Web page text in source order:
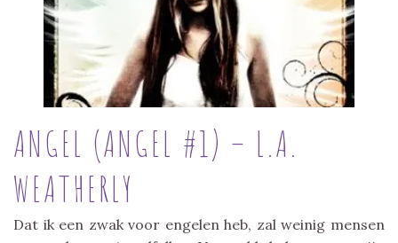
ANGEL (ANGEL #1) – L.A.
WEATHERLY
Dat ik een zwak voor engelen heb, zal weinig mensen